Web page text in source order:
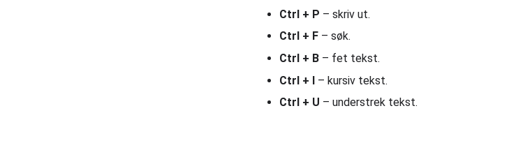
Ctrl + P – skriv ut.
Ctrl + F – søk.
Ctrl + B – fet tekst.
Ctrl + I – kursiv tekst.
Ctrl + U – understrek tekst.